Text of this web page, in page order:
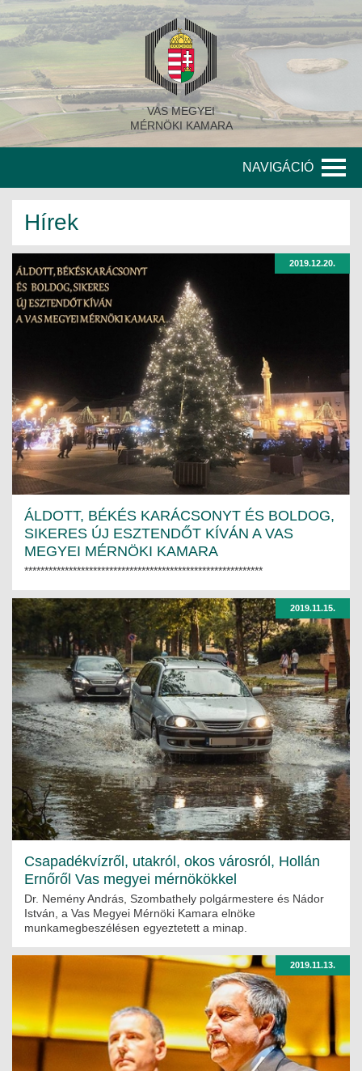
VAS MEGYEI
MÉRNÖKI KAMARA
NAVIGÁCIÓ
SZERVEZETI FELÉPÍTÉS
KITÜNTETETT MÉRNÖKÖK
KORÁBBI TISZTSÉGVISELŐK
MŰKÖDÉS
JOGOSULTSÁGOK
IGAZGATÁSI, SZOLGÁLTATÁSI DÍJAK
SZABÁLYZATOK
KÖZÉRDEKŰ ADATOK
NYOMTATVÁNYOK
SZAKCSOPORTOK
ELEKTROTECHNIKAI
ÉPÜLETGÉPÉSZETI
GEODÉZIAI ÉS GEOINFORMATIKAI
KÖRNYEZETVÉDELMI
TARTÓSZERKEZETI
VÍZÉPÍTÉSI ÉS VÍZGAZDÁLKODÁSI
HÍRKÖZLÉSI ÉS INFORMATIKAI
KÉPZÉSEK
TOVÁBBKÉPZÉSI KÖTELEZETTSÉGEK
Hírek
2019.12.20.
ÁLDOTT, BÉKÉS KARÁCSONYT ÉS BOLDOG,
SIKERES ÚJ ESZTENDŐT KÍVÁN A VAS
MEGYEI MÉRNÖKI KAMARA
***********************************************************
2019.11.15.
Csapadékvízről, utakról, okos városról, Hollán
Ernőről Vas megyei mérnökökkel
Dr. Nemény András, Szombathely polgármestere és Nádor
István, a Vas Megyei Mérnöki Kamara elnöke
munkamegbeszélésen egyeztetett a minap.
2019.11.13.